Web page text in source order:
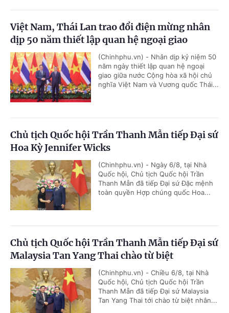
Việt Nam, Thái Lan trao đổi điện mừng nhân
dịp 50 năm thiết lập quan hệ ngoại giao
(Chinhphu.vn) - Nhân dịp kỷ niệm 50
năm ngày thiết lập quan hệ ngoại
giao giữa nước Cộng hòa xã hội chủ
nghĩa Việt Nam và Vương quốc Thái...
Chủ tịch Quốc hội Trần Thanh Mẫn tiếp Đại sứ
Hoa Kỳ Jennifer Wicks
(Chinhphu.vn) - Ngày 6/8, tại Nhà
Quốc hội, Chủ tịch Quốc hội Trần
Thanh Mẫn đã tiếp Đại sứ Đặc mệnh
toàn quyền Hợp chúng quốc Hoa...
Chủ tịch Quốc hội Trần Thanh Mẫn tiếp Đại sứ
Malaysia Tan Yang Thai chào từ biệt
(Chinhphu.vn) - Chiều 6/8, tại Nhà
Quốc hội, Chủ tịch Quốc hội Trần
Thanh Mẫn đã tiếp Đại sứ Malaysia
Tan Yang Thai tới chào từ biệt nhân...